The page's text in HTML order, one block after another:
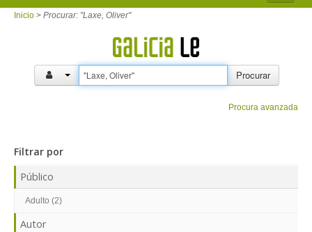
INICIO
PRÉSTAMO
PREGUNTAS FRECUENTES
ENTRAR
Inicio > Procurar: "Laxe, Oliver"
Procurar
Procura avanzada
Filtrar por
Público
Adulto (2)
Autor